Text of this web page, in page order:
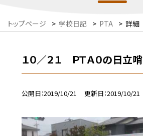
トップページ > 学校日記 > PTA > 詳細
１０／２１ ＰＴＡ０の日立哨
公開日 2019/10/21 更新日 2019/10/21